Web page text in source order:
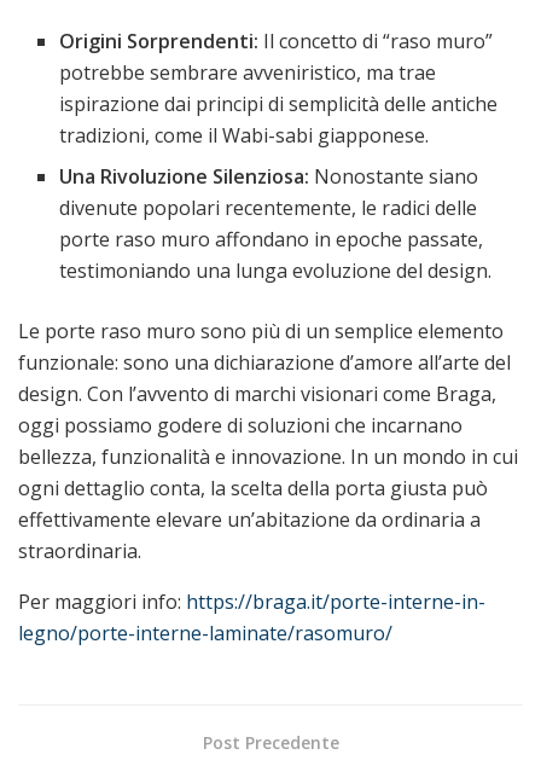
Origini Sorprendenti: Il concetto di “raso muro”
potrebbe sembrare avveniristico, ma trae
ispirazione dai principi di semplicità delle antiche
tradizioni, come il Wabi-sabi giapponese.
Una Rivoluzione Silenziosa: Nonostante siano
divenute popolari recentemente, le radici delle
porte raso muro affondano in epoche passate,
testimoniando una lunga evoluzione del design.
Le porte raso muro sono più di un semplice elemento
funzionale: sono una dichiarazione d’amore all’arte del
design. Con l’avvento di marchi visionari come Braga,
oggi possiamo godere di soluzioni che incarnano
bellezza, funzionalità e innovazione. In un mondo in cui
ogni dettaglio conta, la scelta della porta giusta può
effettivamente elevare un’abitazione da ordinaria a
straordinaria.
Per maggiori info: https://braga.it/porte-interne-in-
legno/porte-interne-laminate/rasomuro/
Post Precedente